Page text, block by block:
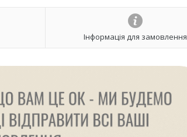
Інформація для замовлення